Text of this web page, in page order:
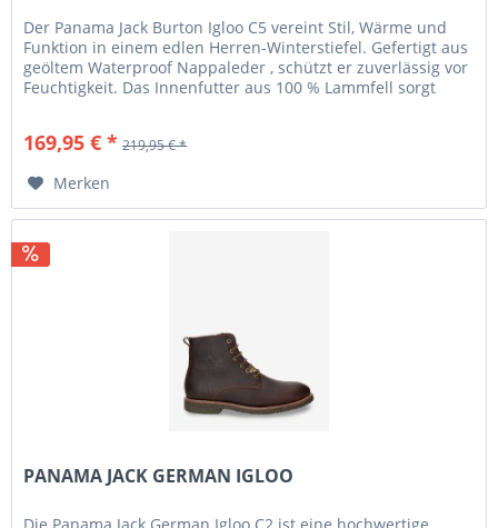
Der Panama Jack Burton Igloo C5 vereint Stil, Wärme und
Funktion in einem edlen Herren-Winterstiefel. Gefertigt aus
geöltem Waterproof Nappaleder , schützt er zuverlässig vor
Feuchtigkeit. Das Innenfutter aus 100 % Lammfell sorgt
169,95 € * 219,95 € *
Merken
PANAMA JACK GERMAN IGLOO